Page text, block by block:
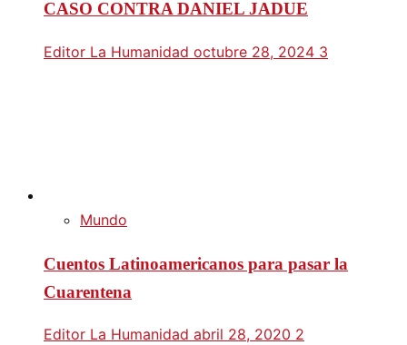
CASO CONTRA DANIEL JADUE
Editor La Humanidad octubre 28, 2024 3
Mundo
Cuentos Latinoamericanos para pasar la
Cuarentena
Editor La Humanidad abril 28, 2020 2